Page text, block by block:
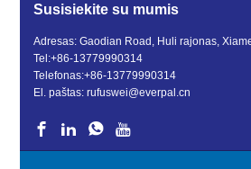
Susisiekite su mumis
Adresas: Gaodian Road, Huli rajonas,
Tel:+86-13779990314
Telefonas:+86-13779990314
El. paštas:rufuswei@everpal.cn